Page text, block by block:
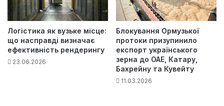
Логістика як вузьке місце:
що насправді визначає
ефективність рендерингу
23.06.2026
Блокування Ормузької
протоки призупинило
експорт українського
зерна до ОАЕ, Катару,
Бахрейну та Кувейту
11.03.2026